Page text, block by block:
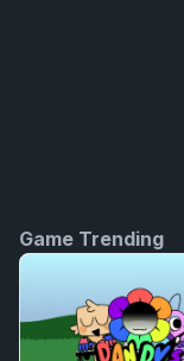
Game Trending